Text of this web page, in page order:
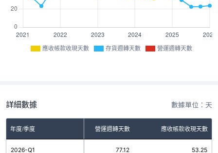
應收帳款收現天數 存貨週轉天數 營運週轉天數
詳細數據 數據單位：天
年度/季度
存貨週轉天數 營運週轉天數 應收帳款收現天數
2026-Q1 77.12 53.25